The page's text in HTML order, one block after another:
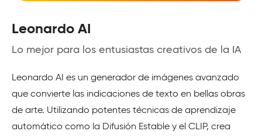
Leonardo AI
Lo mejor para los entusiastas creativos de la IA
Leonardo AI es un generador de imágenes avanzado
que convierte las indicaciones de texto en bellas obras
de arte. Utilizando potentes técnicas de aprendizaje
automático como la Difusión Estable y el CLIP, crea